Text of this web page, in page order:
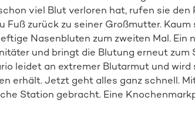
viel Blut verloren hat, rufen sie den
Fuß zurück zu seiner Großmutter.
Nasenbluten zum zweiten Mal. Ein
und bringt die Blutung erneut zum
leidet an extremer Blutarmut und
erhält. Jetzt geht alles ganz schnell.
Station gebracht. Eine